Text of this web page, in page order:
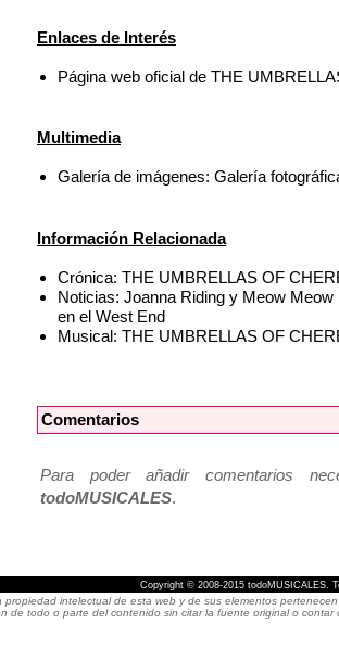
Enlaces de Interés
Página web oficial de THE
Multimedia
Galería de imágenes: Galería
Información Relacionada
Crónica: THE UMBRELLAS OF
Noticias: Joanna Riding y Meow
en el West End
Musical: THE UMBRELLAS OF
Comentarios
Para poder añadir comentarios
todoMUSICALES.
Copyright © 2008-2015 todoMUSICALES.
propiedad intelectual de esta web y de sus elementos
de todo o parte del contenido sin citar la fuente original o